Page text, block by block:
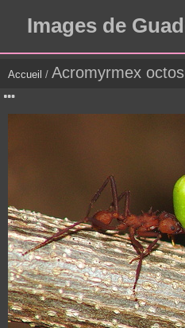
Images de
Accueil / Acromyrmex